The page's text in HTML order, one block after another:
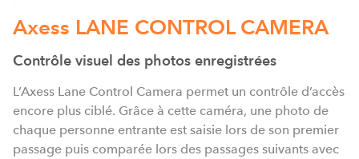
Axess LANE CONTROL CAMERA
Contrôle visuel des photos enregistrées
L’Axess Lane Control Camera permet un contrôle d’accès
encore plus ciblé. Grâce à cette caméra, une photo de
chaque personne entrante est saisie lors de son premier
passage puis comparée lors des passages suivants avec